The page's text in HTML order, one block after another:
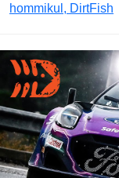
hommikul, DirtFish